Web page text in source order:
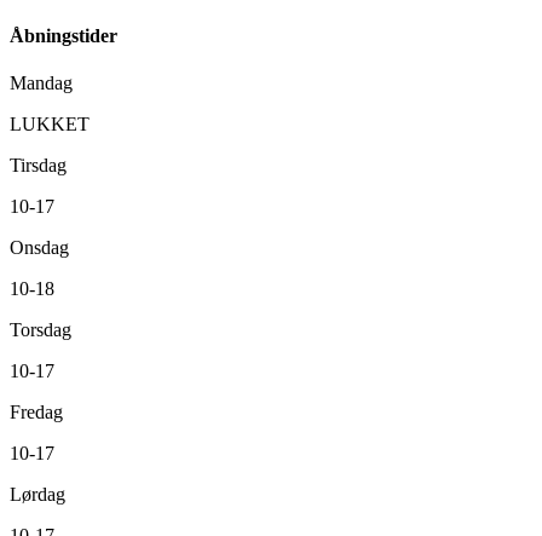
Åbningstider
Mandag
LUKKET
Tirsdag
10-17
Onsdag
10-18
Torsdag
10-17
Fredag
10-17
Lørdag